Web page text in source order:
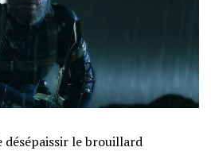
désépaissir le brouillard